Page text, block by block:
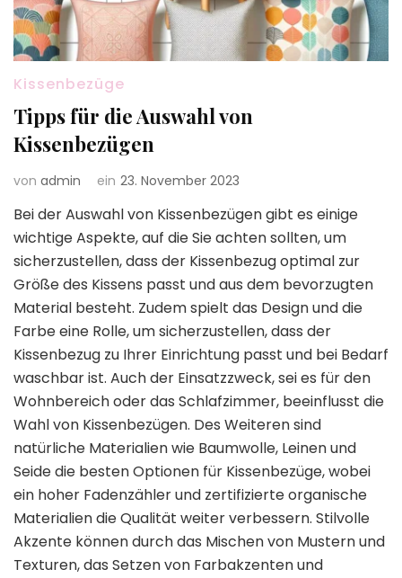
Kissenbezüge
Tipps für die Auswahl von
Kissenbezügen
von admin ein 23. November 2023
Bei der Auswahl von Kissenbezügen gibt es einige
wichtige Aspekte, auf die Sie achten sollten, um
sicherzustellen, dass der Kissenbezug optimal zur
Größe des Kissens passt und aus dem bevorzugten
Material besteht. Zudem spielt das Design und die
Farbe eine Rolle, um sicherzustellen, dass der
Kissenbezug zu Ihrer Einrichtung passt und bei Bedarf
waschbar ist. Auch der Einsatzzweck, sei es für den
Wohnbereich oder das Schlafzimmer, beeinflusst die
Wahl von Kissenbezügen. Des Weiteren sind
natürliche Materialien wie Baumwolle, Leinen und
Seide die besten Optionen für Kissenbezüge, wobei
ein hoher Fadenzähler und zertifizierte organische
Materialien die Qualität weiter verbessern. Stilvolle
Akzente können durch das Mischen von Mustern und
Texturen, das Setzen von Farbakzenten und